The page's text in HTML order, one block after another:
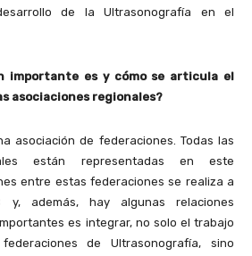
de la Ultrasonografía en el
importante es y cómo se articula el
asociaciones regionales?
asociación de federaciones. Todas las
están representadas en este
entre estas federaciones se realiza a
y, además, hay algunas relaciones
es integrar, no solo el trabajo
de Ultrasonografía, sino